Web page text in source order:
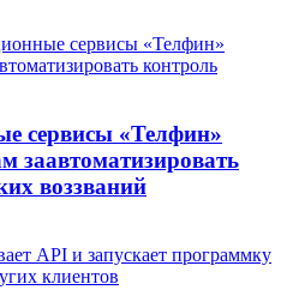
сервисы «Телфин»
заавтоматизировать
воззваний